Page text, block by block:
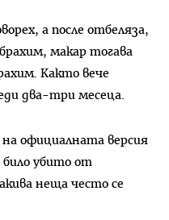
а после отбеляза,
макар тогава
Както вече
два-три месеца.
на официалната версия
убито от
неща често се